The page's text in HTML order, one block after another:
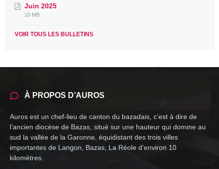
pdf
Juin 2025
File
pdf
File
10 MB
VOIR TOUS LES BULLETINS
À PROPOS D’AUROS
Auros est un chef-lieu de canton du bazadais, c’est à dire de
l’ancien diocèse de Bazas, situé sur une hauteur qui domine au
sud la vallée de la Garonne, équidistant des trois villes
importantes de Langon, Bazas, La Réole d’environ 10
kilomètres.